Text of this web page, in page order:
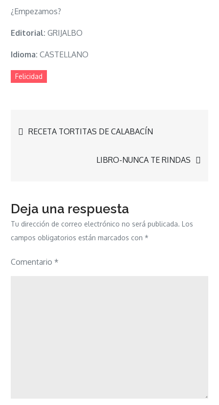
¿Empezamos?
Editorial: GRIJALBO
Idioma: CASTELLANO
Felicidad
Navegación
RECETA TORTITAS DE CALABACÍN
LIBRO-NUNCA TE RINDAS
Deja una respuesta
Tu dirección de correo electrónico no será publicada. Los
campos obligatorios están marcados con*
Comentario *